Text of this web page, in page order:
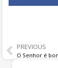
PREVIOUS